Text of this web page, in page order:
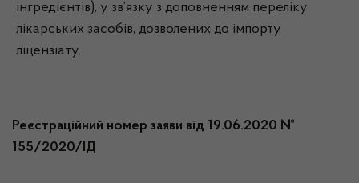
інгредієнтів), у зв’язку з доповненням переліку
лікарських засобів, дозволених до імпорту
ліцензіату.
Реєстраційний номер заяви від 19.06.2020 №
155/2020/ІД